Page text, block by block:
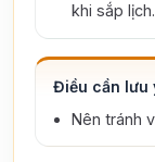
khi sắp lịch.
Điều cần lưu
Nên tránh